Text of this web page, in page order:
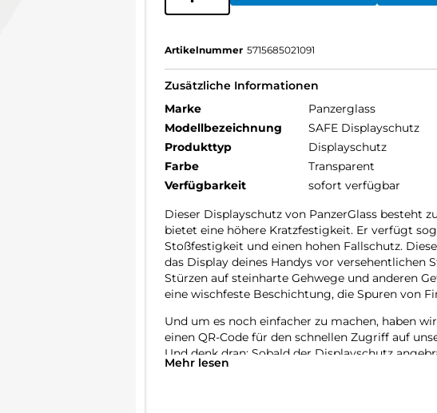
Artikelnummer 5715685021091
Zusätzliche Informationen
Marke
Panzerglass
Modellbezeichnung
SAFE Displayschutz
Produkttyp
Displayschutz
Farbe
Transparent
Verfügbarkeit
sofort verfügbar
Dieser Displayschutz von PanzerGlass besteht
bietet eine höhere Kratzfestigkeit. Er verfügt
Stoßfestigkeit und einen hohen Fallschutz.
das Display deines Handys vor versehentlichen
Stürzen auf steinharte Gehwege und anderen
eine wischfeste Beschichtung, die Spuren von
Und um es noch einfacher zu machen, haben
einen QR-Code für den schnellen Zugriff auf
Und denk dran: Sobald der Displayschutz
befürchten, dass dein Display auf den Boden fällt.
Mehr lesen